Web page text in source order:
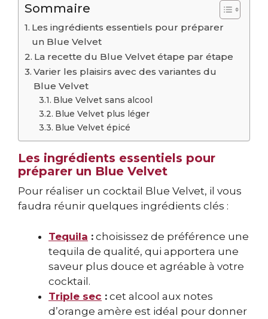
Sommaire
Les ingrédients essentiels pour préparer
un Blue Velvet
La recette du Blue Velvet étape par étape
Varier les plaisirs avec des variantes du
Blue Velvet
Blue Velvet sans alcool
Blue Velvet plus léger
Blue Velvet épicé
Les ingrédients essentiels pour
préparer un Blue Velvet
Pour réaliser un cocktail Blue Velvet, il vous
faudra réunir quelques ingrédients clés :
Tequila : choisissez de préférence une
tequila de qualité, qui apportera une
saveur plus douce et agréable à votre
cocktail.
Triple sec : cet alcool aux notes
d’orange amère est idéal pour donner